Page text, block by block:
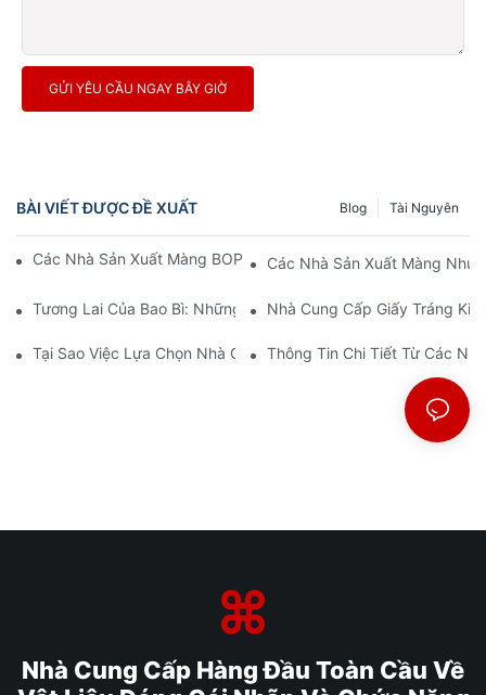
GỬI YÊU CẦU NGAY BÂY GIỜ
BÀI VIẾT ĐƯỢC ĐỀ XUẤT Tài Nguyên
Blog
Các Nhà Sản Xuất Màng BOPP: Xương Sống Của Bao Bì Mềm
Các Nhà Sản Xuất Màng
Tương Lai Của Bao Bì: Những Hiểu Biết Từ Các Nhà Sản Xuất
Nhà Cung Cấp Giấy Tráng
Tại Sao Việc Lựa Chọn Nhà Cung Cấp Màng BOPP Phù Hợp
Thông Tin Chi Tiết Từ Các
Nhà Cung Cấp Hàng Đầu Toàn Cầu Về